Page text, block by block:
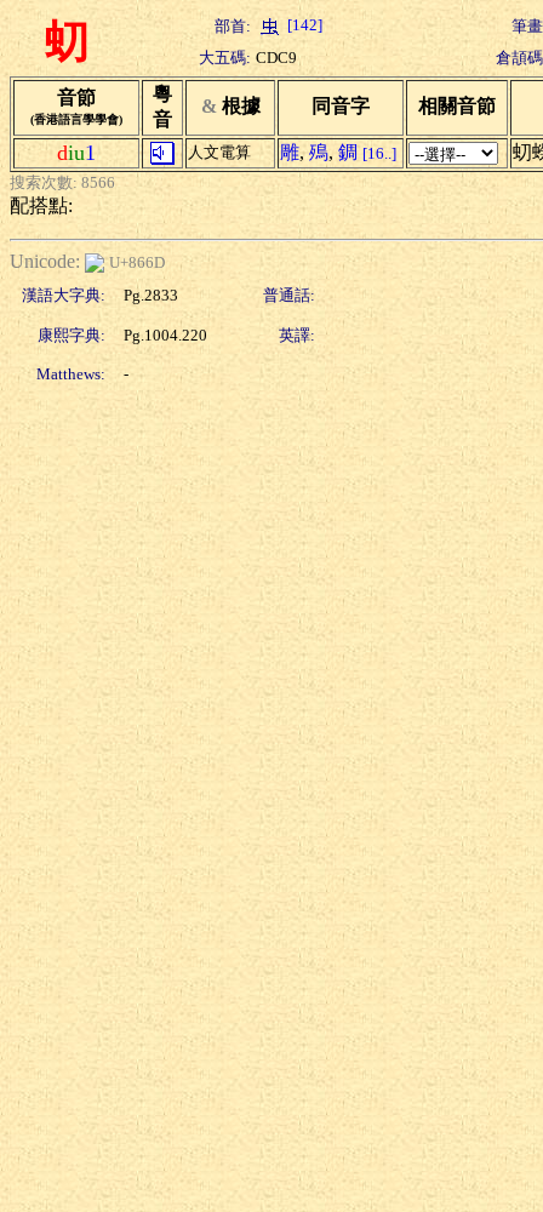
虭 部首: [142]
筆
大五碼: CDC9 倉頡
音節
(香港語言學學會)
粵
音
& 根據 同音字 相關音節
diu1 人文電算 雕, 殦, 錭 [16..] 虭
搜索次數: 8566
配搭點:
Unicode:
U+866D
漢語大字典:
Pg.2833 普通話:
康熙字典: Pg.1004.220 英譯:
Matthews: -